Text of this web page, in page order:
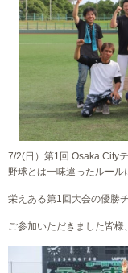
7/2(日）第1回 Osaka City
野球とは一味違ったルール
栄えある第1回大会の優勝
ご参加いただきました皆様